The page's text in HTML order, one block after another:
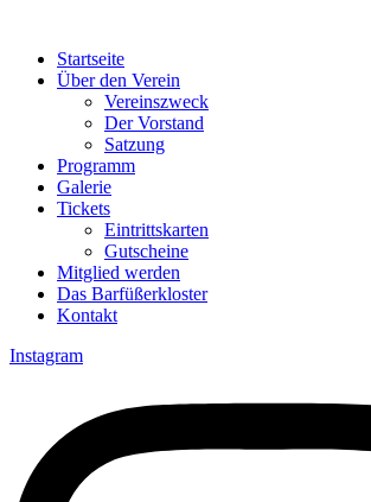
Startseite
Über den Verein
Vereinszweck
Der Vorstand
Satzung
Programm
Galerie
Tickets
Eintrittskarten
Gutscheine
Mitglied werden
Das Barfüßerkloster
Kontakt
Instagram